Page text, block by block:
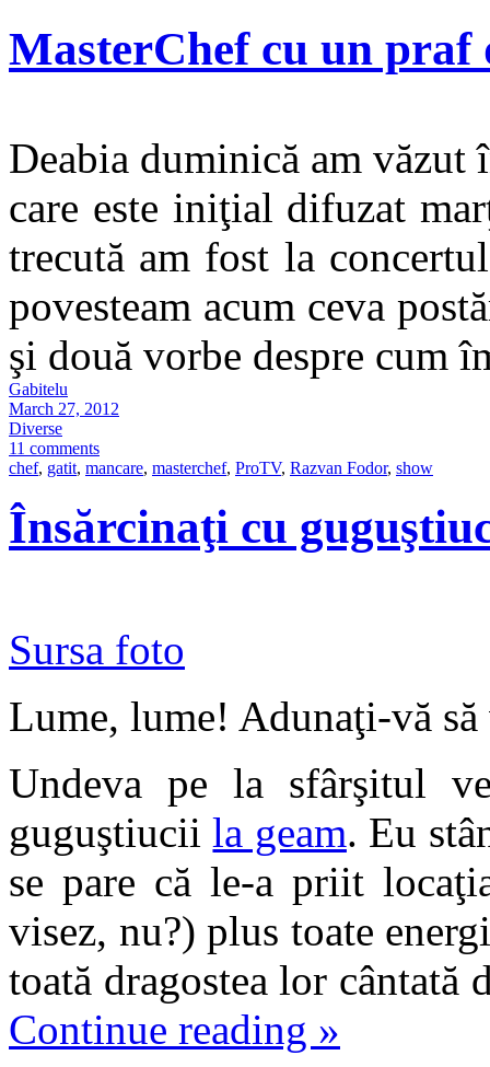
MasterChef cu un praf
Deabia duminică am văzut
care este iniţial difuzat
trecută am fost la
povesteam acum ceva
şi două vorbe despre cum
Gabitelu
March 27, 2012
Diverse
11 comments
chef, gatit, mancare, masterchef, ProTV, Razvan Fodor, show
Însărcinaţi cu
Sursa foto
Lume, lume! Adunaţi-vă
Undeva pe la sfârşitul
guguştiuciila geam. Eu
se pare că le-a priit
visez, nu?) plus toate
toată dragostea lor cântată
Continue reading »